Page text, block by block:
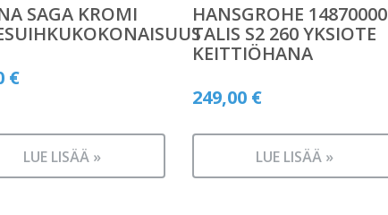
SAGA KROMI
€
LUE LISÄÄ »
HANSGROHE 14870000
TALIS S2 260 YKSIOTE
KEITTIÖHANA
249,00 €
LUE LISÄÄ »